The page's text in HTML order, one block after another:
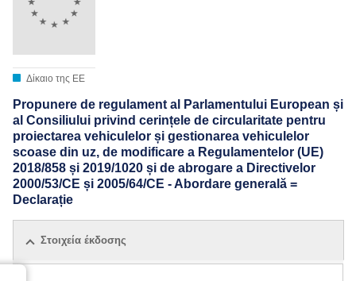
Δίκαιο της ΕΕ
Propunere de regulament al Parlamentului European și
al Consiliului privind cerințele de circularitate pentru
proiectarea vehiculelor și gestionarea vehiculelor
scoase din uz, de modificare a Regulamentelor (UE)
2018/858 și 2019/1020 și de abrogare a Directivelor
2000/53/CE și 2005/64/CE - Abordare generală =
Declarație
Στοιχεία έκδοσης